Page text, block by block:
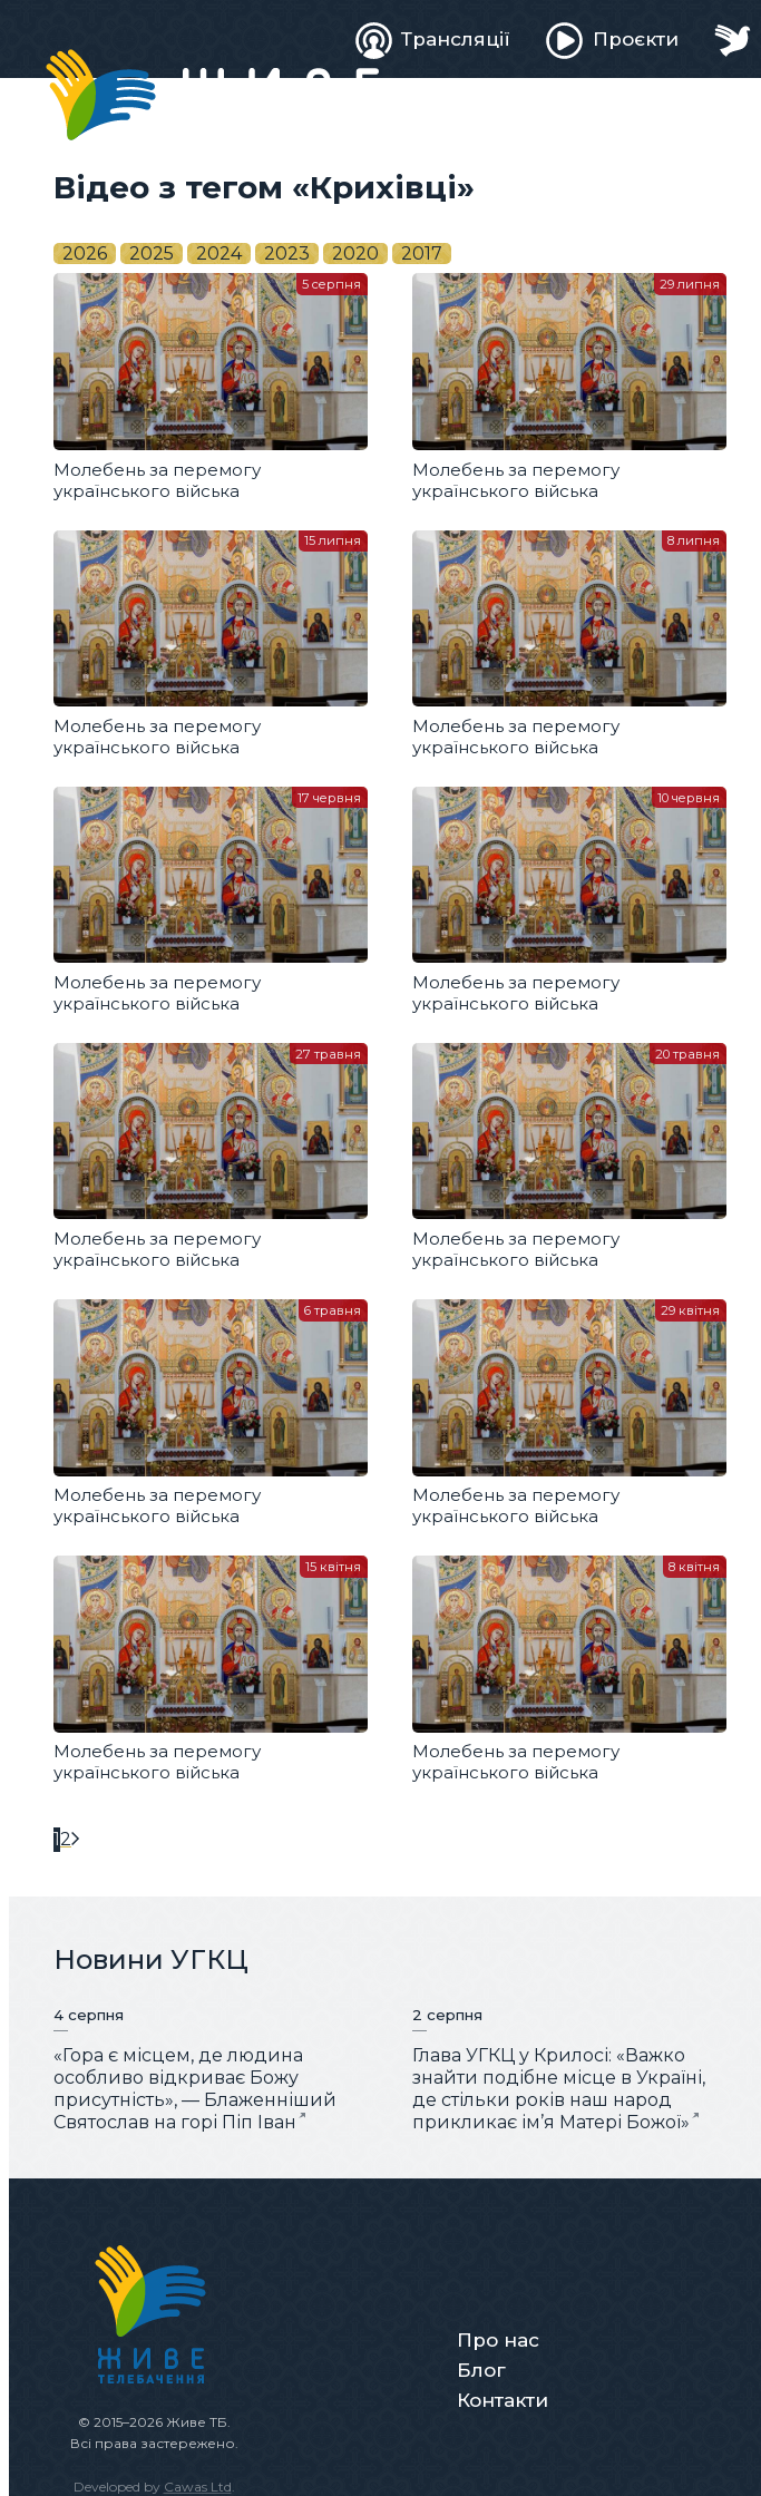
Живе
телебачення
Трансляції Проєкти
Відео з тегом «Крихівці»
2026 2025 2024 2023 2020 2017
Молебень за перемогу
українського війська
5 серпня
Молебень за перемогу
українського війська
29 липня
Молебень за перемогу
українського війська
15 липня
Молебень за перемогу
українського війська
8 липня
Молебень за перемогу
українського війська
17 червня
Молебень за перемогу
українського війська
10 червня
Молебень за перемогу
українського війська
27 травня
Молебень за перемогу
українського війська
20 травня
Молебень за перемогу
українського війська
6 травня
Молебень за перемогу
українського війська
29 квітня
Молебень за перемогу
українського війська
15 квітня
Молебень за перемогу
українського війська
8 квітня
12
Новини УГКЦ
4 серпня
«Гора є місцем, де людина
особливо відкриває Божу
присутність», — Блаженніший
Святослав на горі Піп Іван
2 серпня
Глава УГКЦ у Крилосі: «Важко
знайти подібне місце в Україні,
де стільки років наш народ
прикликає ім’я Матері Божої»
© 2015–2026 Живе ТБ.
Всі права застережено.
Developed by Cawas Ltd
Про нас
Блог
Контакти